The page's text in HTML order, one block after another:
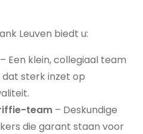
Leuven biedt u:
– Een klein, collegiaal team
sterk inzet op
team – Deskundige
die garant staan voor